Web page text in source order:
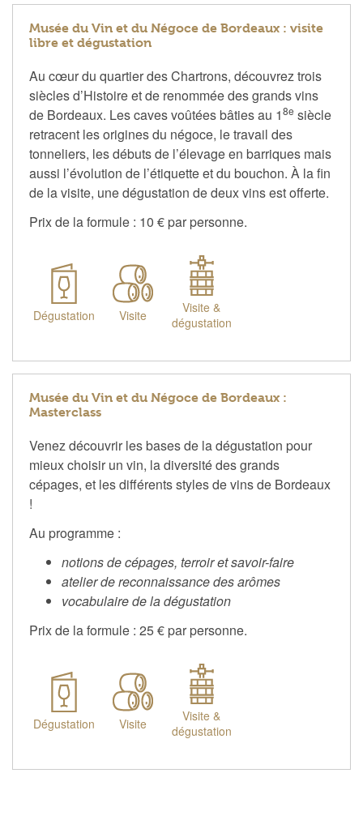
Musée du Vin et du Négoce de Bordeaux : visite
libre et dégustation
Au cœur du quartier des Chartrons, découvrez trois
siècles d’Histoire et de renommée des grands vins
de Bordeaux. Les caves voûtées bâties au 18e siècle
retracent les origines du négoce, le travail des
tonneliers, les débuts de l’élevage en barriques mais
aussi l’évolution de l’étiquette et du bouchon. À la fin
de la visite, une dégustation de deux vins est offerte.
Prix de la formule : 10 € par personne.
Dégustation Visite
Visite &
dégustation
Musée du Vin et du Négoce de Bordeaux :
Masterclass
Venez découvrir les bases de la dégustation pour
mieux choisir un vin, la diversité des grands
cépages, et les différents styles de vins de Bordeaux
!
Au programme :
notions de cépages, terroir et savoir-faire
atelier de reconnaissance des arômes
vocabulaire de la dégustation
Prix de la formule : 25 € par personne.
Dégustation Visite
Visite &
dégustation